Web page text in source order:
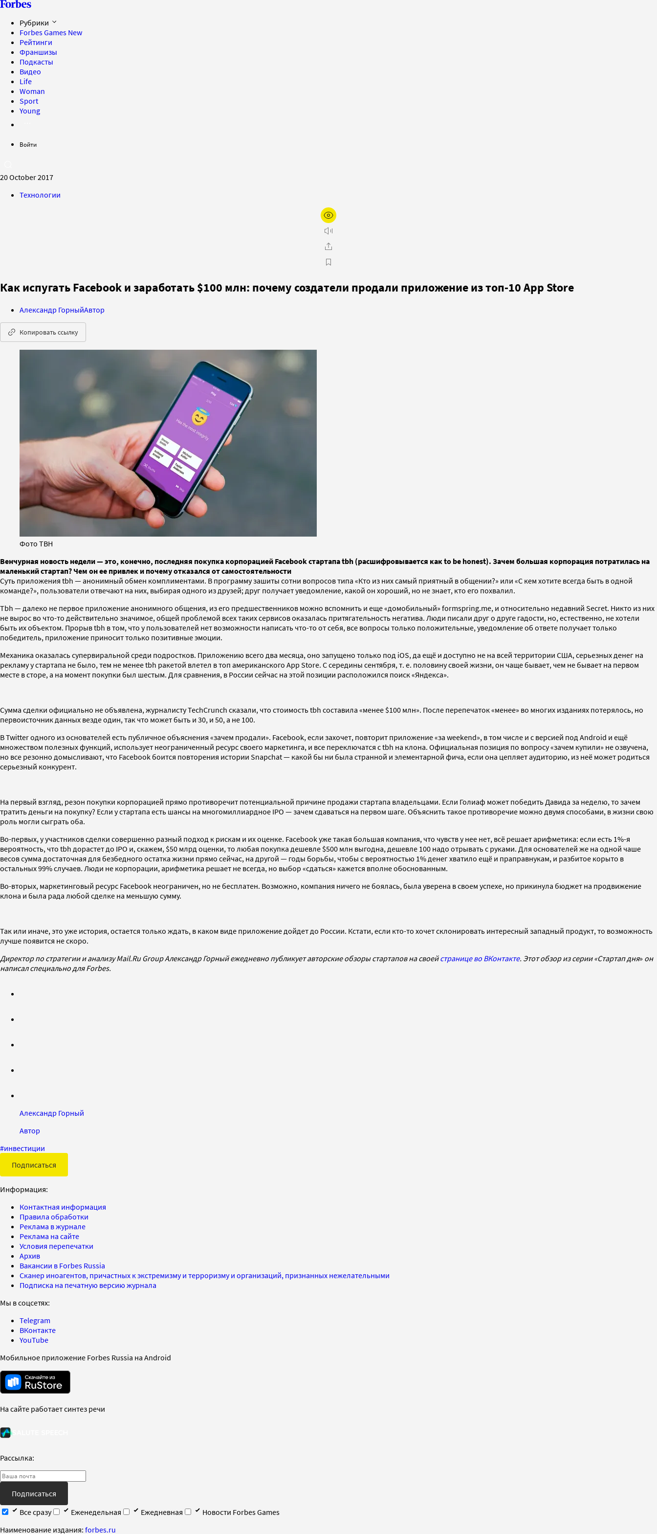
Рубрики
Forbes Games New
Рейтинги
Франшизы
Подкасты
Видео
Life
Woman
Sport
Young
Войти
20 October 2017
Технологии
Как испугать Facebook и заработать $100 млн: почему создатели продали приложение из топ-10 App Store
Александр ГорныйАвтор
Копировать ссылку
Фото TBH
Венчурная новость недели — это, конечно, последняя покупка корпорацией Facebook стартапа tbh (расшифровывается как to be honest). Зачем большая корпорация потратилась на
маленький стартап? Чем он ее привлек и почему отказался от самостоятельности
Суть приложения tbh — анонимный обмен комплиментами. В программу зашиты сотни вопросов типа «Кто из них самый приятный в общении?» или «С кем хотите всегда быть в одной
команде?», пользователи отвечают на них, выбирая одного из друзей; друг получает уведомление, какой он хороший, но не знает, кто его похвалил.
Tbh — далеко не первое приложение анонимного общения, из его предшественников можно вспомнить и еще «домобильный» formspring.me, и относительно недавний Secret. Никто из них
не вырос во что-то действительно значимое, общей проблемой всех таких сервисов оказалась притягательность негатива. Люди писали друг о друге гадости, но, естественно, не хотели
быть их объектом. Прорыв tbh в том, что у пользователей нет возможности написать что-то от себя, все вопросы только положительные, уведомление об ответе получает только
победитель, приложение приносит только позитивные эмоции.
Механика оказалась супервиральной среди подростков. Приложению всего два месяца, оно запущено только под iOS, да ещё и доступно не на всей территории США, серьезных денег на
рекламу у стартапа не было, тем не менее tbh ракетой влетел в топ американского App Store. С середины сентября, т. е. половину своей жизни, он чаще бывает, чем не бывает на первом
месте в сторе, а на момент покупки был шестым. Для сравнения, в России сейчас на этой позиции расположился поиск «Яндекса».
Сумма сделки официально не объявлена, журналисту TechCrunch сказали, что стоимость tbh составила «менее $100 млн». После перепечаток «менее» во многих изданиях потерялось, но
первоисточник данных везде один, так что может быть и 30, и 50, а не 100.
В Twitter одного из основателей есть публичное объяснения «зачем продали». Facebook, если захочет, повторит приложение «за weekend», в том числе и с версией под Android и ещё
множеством полезных функций, использует неограниченный ресурс своего маркетинга, и все переключатся с tbh на клона. Официальная позиция по вопросу «зачем купили» не озвучена,
но все резонно домысливают, что Facebook боится повторения истории Snapchat — какой бы ни была странной и элементарной фича, если она цепляет аудиторию, из неё может родиться
серьезный конкурент.
На первый взгляд, резон покупки корпорацией прямо противоречит потенциальной причине продажи стартапа владельцами. Если Голиаф может победить Давида за неделю, то зачем
тратить деньги на покупку? Если у стартапа есть шансы на многомиллиардное IPO — зачем сдаваться на первом шаге. Объяснить такое противоречие можно двумя способами, в жизни свою
роль могли сыграть оба.
Во-первых, у участников сделки совершенно разный подход к рискам и их оценке. Facebook уже такая большая компания, что чувств у нее нет, всё решает арифметика: если есть 1%-я
вероятность, что tbh дорастет до IPO и, скажем, $50 млрд оценки, то любая покупка дешевле $500 млн выгодна, дешевле 100 надо отрывать с руками. Для основателей же на одной чаше
весов сумма достаточная для безбедного остатка жизни прямо сейчас, на другой — годы борьбы, чтобы с вероятностью 1% денег хватило ещё и праправнукам, и разбитое корыто в
остальных 99% случаев. Люди не корпорации, арифметика решает не всегда, но выбор «сдаться» кажется вполне обоснованным.
Во-вторых, маркетинговый ресурс Facebook неограничен, но не бесплатен. Возможно, компания ничего не боялась, была уверена в своем успехе, но прикинула бюджет на продвижение
клона и была рада любой сделке на меньшую сумму.
Так или иначе, это уже история, остается только ждать, в каком виде приложение дойдет до России. Кстати, если кто-то хочет склонировать интересный западный продукт, то возможность
лучше появится не скоро.
Директор по стратегии и анализу Mail.Ru Group Александр Горный ежедневно публикует авторские обзоры стартапов на своейстранице во ВКонтакте. Этот обзор из серии «Стартап дня» он
написал специально для Forbes.
Александр Горный
Автор
#инвестиции
Подписаться
Информация:
Контактная информация
Правила обработки
Реклама в журнале
Реклама на сайте
Условия перепечатки
Архив
Вакансии в Forbes Russia
Сканер иноагентов, причастных к экстремизму и терроризму и организаций, признанных нежелательными
Подписка на печатную версию журнала
Мы в соцсетях:
Telegram
ВКонтакте
YouTube
Мобильное приложение Forbes Russia на Android
На сайте работает синтез речи
Рассылка:
Подписаться
Все сразу
Еженедельная Ежедневная
Новости Forbes Games
Наименование издания: forbes.ru